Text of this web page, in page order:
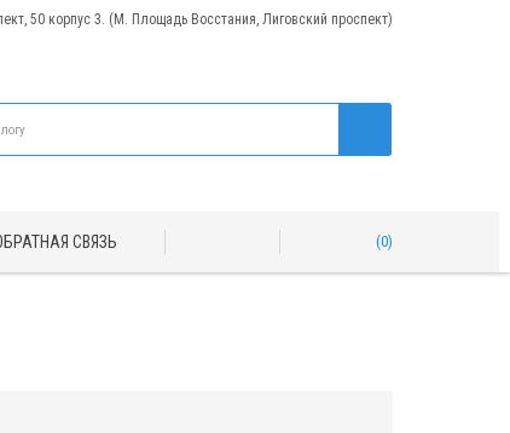
50 корпус 3. (М. Площадь Восстания, Лиговский проспект)
СВЯЗЬ 0